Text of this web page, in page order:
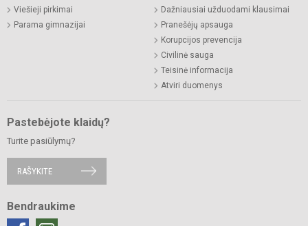
Viešieji pirkimai
Parama gimnazijai
Dažniausiai užduodami klausimai
Pranešėjų apsauga
Korupcijos prevencija
Civilinė sauga
Teisinė informacija
Atviri duomenys
Pastebėjote klaidų?
Turite pasiūlymų?
RAŠYKITE
Bendraukime